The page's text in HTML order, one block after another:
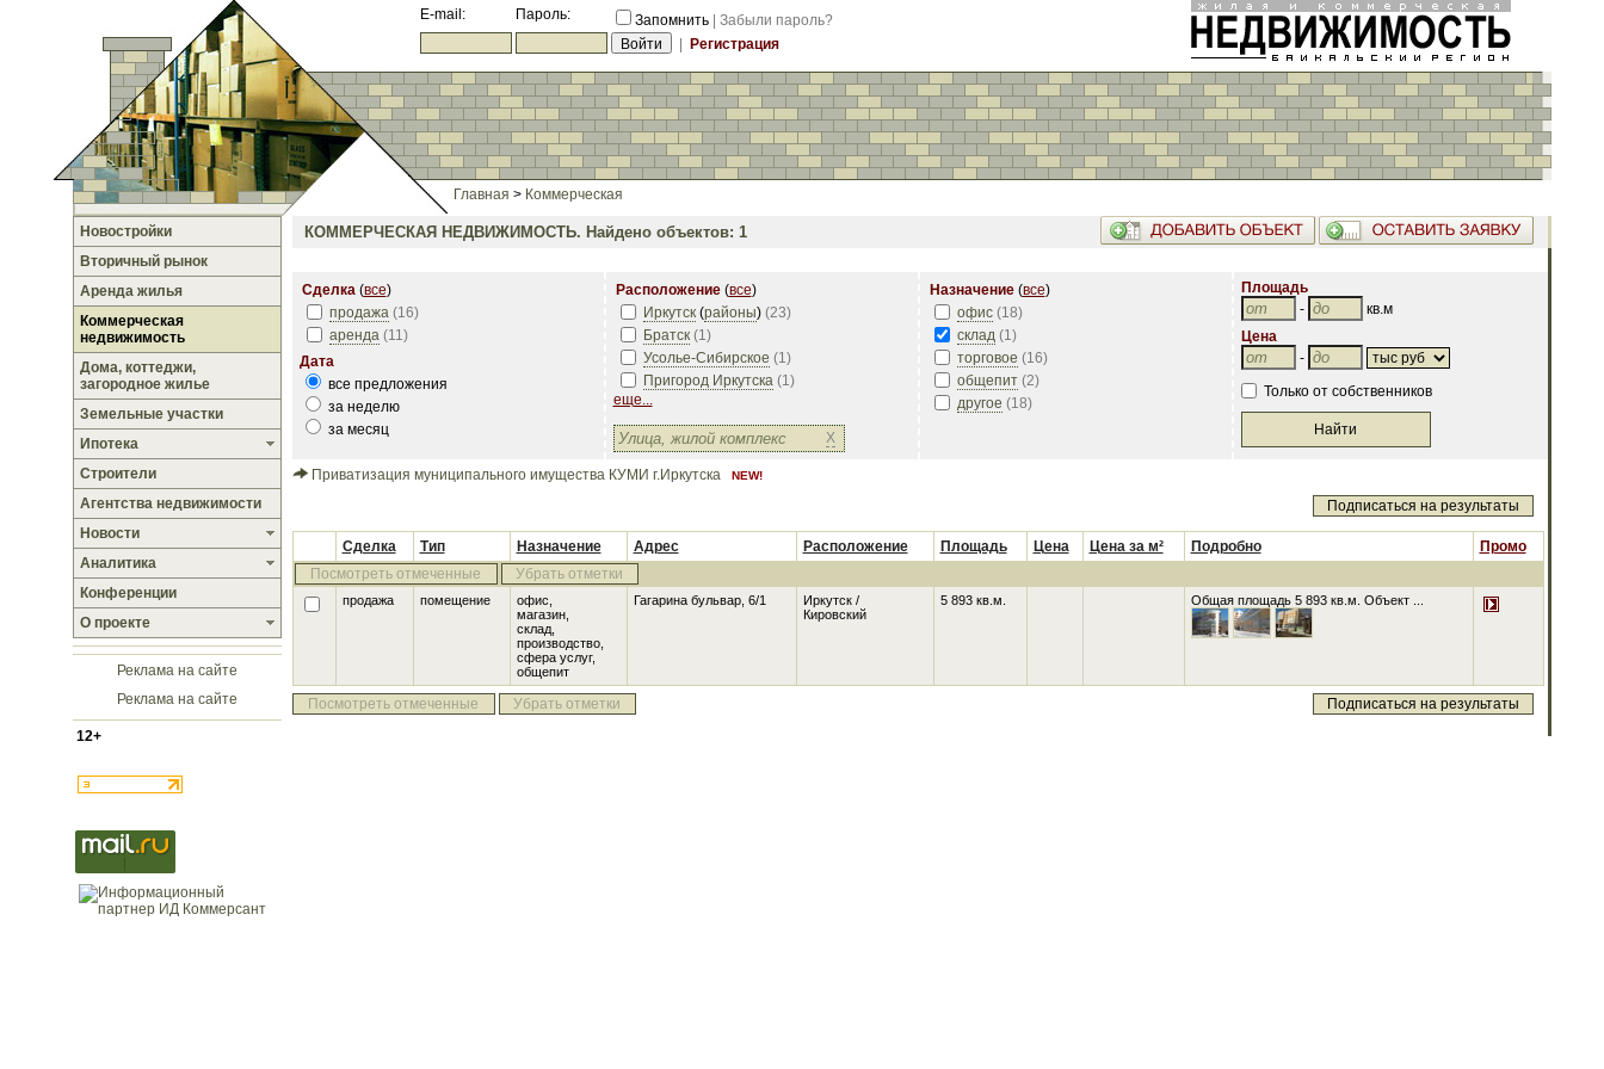
E-mail: Пароль: Запомнить
Забыли пароль?
Регистрация
Главная > Коммерческая
Новостройки
Вторичный рынок
Аренда жилья
Коммерческая
недвижимость
Дома, коттеджи,
загородное жилье
Земельные участки
Ипотека
Строители
Агентства недвижимости
Новости
Аналитика
Конференции
О проекте
Реклама на сайте
Реклама на сайте
12+
КОММЕРЧЕСКАЯ НЕДВИЖИМОСТЬ. Найдено объектов: 1
Сделка(все)
продажа (16)
аренда (11)
Дата
все предложения
за неделю
за месяц
Расположение(все)
Иркутск (районы) (23)
Братск (1)
Усолье-Сибирское (1)
Пригород Иркутска (1)
еще...
X
Назначение(все)
офис (18)
склад (1)
торговое (16)
общепит (2)
другое (18)
Площадь
-
кв.м
Цена
-
Только от собственников
Приватизация муниципального имущества КУМИ г.Иркутска NEW!
Подписаться на результаты
Сделка Тип Назначение Адрес Расположение Площадь Цена Цена за м² Подробно
Промо
Посмотреть отмеченные
Убрать отметки
продажа помещение
офис,
магазин,
склад,
производство,
сфера услуг,
общепит
Гагарина бульвар, 6/1
Иркутск /
Кировский
5 893 кв.м. Общая площадь 5 893 кв.м. Объект ...
Посмотреть отмеченные Убрать отметки Подписаться на результаты